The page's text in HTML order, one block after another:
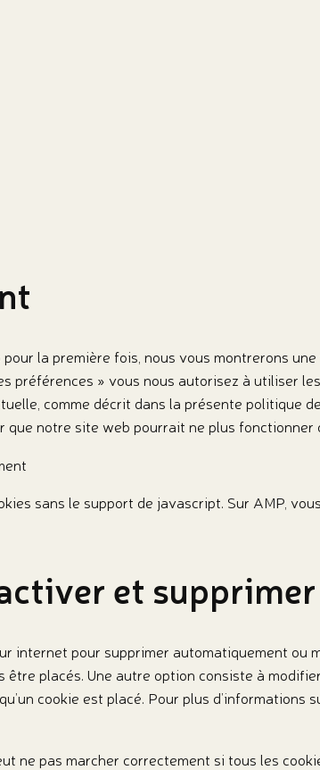
la première fois, nous vous montrerons
préférences » vous nous autorisez à utiliser
comme décrit dans la présente politique
que notre site web pourrait ne plus fonctionner
sans le support de javascript. Sur AMP,
et supprimer
internet pour supprimer automatiquement ou
être placés. Une autre option consiste à
cookie est placé. Pour plus
ne pas marcher correctement si tous les